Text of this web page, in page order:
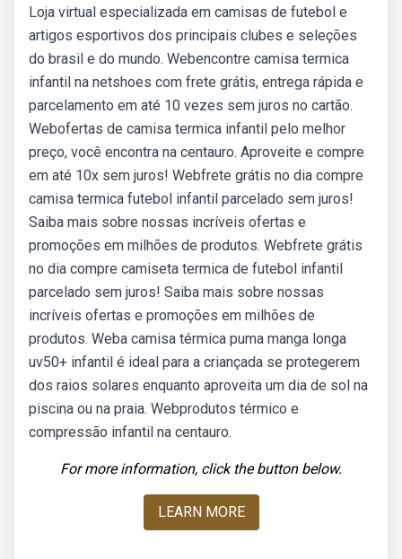
Loja virtual especializada em camisas de futebol e
artigos esportivos dos principais clubes e seleções
do brasil e do mundo. Webencontre camisa termica
infantil na netshoes com frete grátis, entrega rápida e
parcelamento em até 10 vezes sem juros no cartão.
Webofertas de camisa termica infantil pelo melhor
preço, você encontra na centauro. Aproveite e compre
em até 10x sem juros! Webfrete grátis no dia compre
camisa termica futebol infantil parcelado sem juros!
Saiba mais sobre nossas incríveis ofertas e
promoções em milhões de produtos. Webfrete grátis
no dia compre camiseta termica de futebol infantil
parcelado sem juros! Saiba mais sobre nossas
incríveis ofertas e promoções em milhões de
produtos. Weba camisa térmica puma manga longa
uv50+ infantil é ideal para a criançada se protegerem
dos raios solares enquanto aproveita um dia de sol na
piscina ou na praia. Webprodutos térmico e
compressão infantil na centauro.
For more information, click the button below.
LEARN MORE